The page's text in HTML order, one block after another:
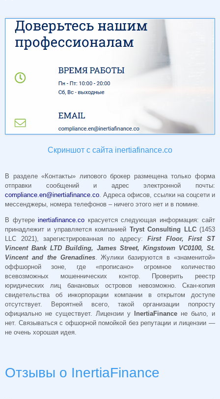
Скриншот с сайта inertiafinance.co
В разделе «Контакты» липового брокер размещена только форма
отправки сообщений и адрес электронной почты:
compliance.en@inertiafinance.co. Адреса офисов, ссылки на соцсети и
мессенджеры, номера телефонов – ничего этого нет и в помине.
В футере inertiafinance.co красуется следующая информация: сайт
принадлежит и управляется компанией TrystConsulting LLC(1453
LLC 2021), зарегистрированная по адресу:First Floor,First ST
Vincent Bank LTD Building, James Street, Kingstown VC0100, St.
Vincent and the Grenadines. Жулики базируются в «знаменитой»
оффшорной зоне, где «прописано» огромное количество
всевозможных мошеннических контор. Проверить реестр
юридических лиц банановых островов невозможно. Скан-копия
свидетельства об инкорпорации компании в открытом доступе
отсутствует. Вероятней всего, такой организации попросту
официально не существует. Лицензии у
InertiaFinance не было, и
нет. Связываться с офшорной помойкой без репутации и лицензии —
не очень хорошая идея.
Отзывы о InertiaFinance